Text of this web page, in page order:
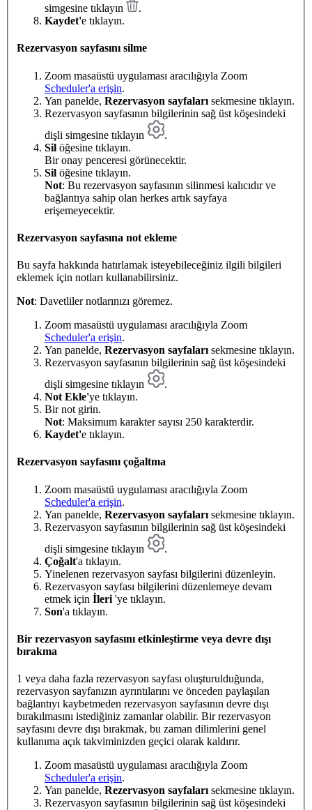
simgesine tıklayın
.
Kaydet'e tıklayın.
Rezervasyon sayfasını silme
Zoom masaüstü uygulaması aracılığıyla Zoom
Scheduler'a erişin.
Yan panelde, Rezervasyon sayfaları sekmesine tıklayın.
Rezervasyon sayfasının bilgilerinin sağ üst köşesindeki
dişli simgesine tıklayın
.
Sil öğesine tıklayın.
Bir onay penceresi görünecektir.
Sil öğesine tıklayın.
Not: Bu rezervasyon sayfasının silinmesi kalıcıdır ve
bağlantıya sahip olan herkes artık sayfaya
erişemeyecektir.
Rezervasyon sayfasına not ekleme
Bu sayfa hakkında hatırlamak isteyebileceğiniz ilgili bilgileri
eklemek için notları kullanabilirsiniz.
Not: Davetliler notlarınızı göremez.
Zoom masaüstü uygulaması aracılığıyla Zoom
Scheduler'a erişin.
Yan panelde, Rezervasyon sayfaları sekmesine tıklayın.
Rezervasyon sayfasının bilgilerinin sağ üst köşesindeki
dişli simgesine tıklayın
.
Not Ekle'ye tıklayın.
Bir not girin.
Not: Maksimum karakter sayısı 250 karakterdir.
Kaydet'e tıklayın.
Rezervasyon sayfasını çoğaltma
Zoom masaüstü uygulaması aracılığıyla Zoom
Scheduler'a erişin.
Yan panelde, Rezervasyon sayfaları sekmesine tıklayın.
Rezervasyon sayfasının bilgilerinin sağ üst köşesindeki
dişli simgesine tıklayın
.
Çoğalt'a tıklayın.
Yinelenen rezervasyon sayfası bilgilerini düzenleyin.
Rezervasyon sayfası bilgilerini düzenlemeye devam
etmek için İleri 'ye tıklayın.
Son'a tıklayın.
Bir rezervasyon sayfasını etkinleştirme veya devre dışı
bırakma
1 veya daha fazla rezervasyon sayfası oluşturulduğunda,
rezervasyon sayfanızın ayrıntılarını ve önceden paylaşılan
bağlantıyı kaybetmeden rezervasyon sayfasının devre dışı
bırakılmasını istediğiniz zamanlar olabilir. Bir rezervasyon
sayfasını devre dışı bırakmak, bu zaman dilimlerini genel
kullanıma açık takviminizden geçici olarak kaldırır.
Zoom masaüstü uygulaması aracılığıyla Zoom
Scheduler'a erişin.
Yan panelde, Rezervasyon sayfaları sekmesine tıklayın.
Rezervasyon sayfasının bilgilerinin sağ üst köşesindeki